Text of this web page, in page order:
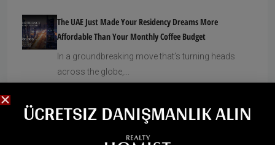
The UAE Just Made Your Residency Dreams More
Affordable Than Your Monthly Coffee Budget
In a groundbreaking move that’s turning heads
across the globe,...
In Dubai?
Dubai’s property market is globally known for its
ÜCRETSIZ DANIŞMANLIK ALIN